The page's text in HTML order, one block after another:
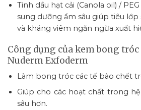
Tinh dầu hạt cải (Canola oil) /
sung dưỡng ẩm sâu giúp tiêu lớp
và kháng viêm ngăn ngừa xuất
Công dụng của kem bong tróc
Nuderm Exfoderm
Làm bong tróc các tế bào chết
Giúp cho các hoạt chất trong
sâu hơn.